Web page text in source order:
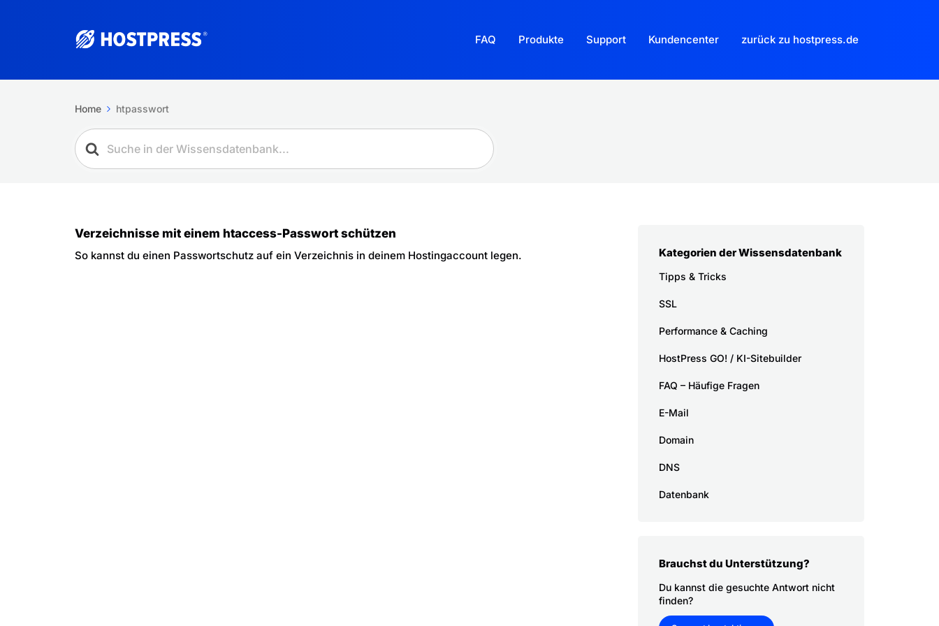
FAQ Produkte Support Kundencenter zurück zu hostpress.de
Home htpasswort
Verzeichnisse mit einem htaccess-Passwort schützen
So kannst du einen Passwortschutz auf ein Verzeichnis in deinem Hostingaccount legen. Kategorien der Wissensdatenbank
Tipps & Tricks
SSL
Performance & Caching
HostPress GO! / KI-Sitebuilder
FAQ – Häufige Fragen
E-Mail
Domain
DNS
Datenbank
Brauchst du Unterstützung?
Du kannst die gesuchte Antwort nicht
finden?